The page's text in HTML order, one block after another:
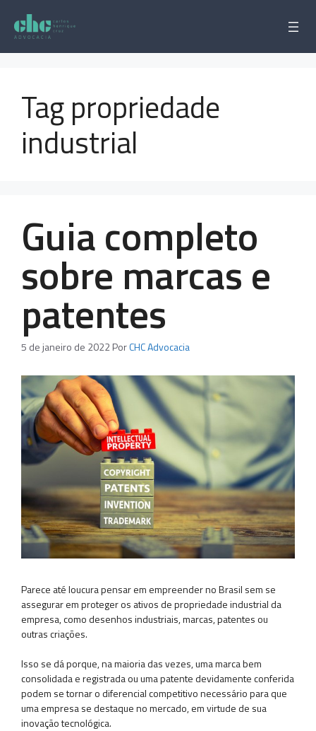
para
conteúdo
Tag propriedade
industrial
Guia completo
sobre marcas e
patentes
5 de janeiro de 2022PorCHC Advocacia
Parece até loucura pensar em empreender no Brasil sem se
assegurar em proteger os ativos de propriedade industrial da
empresa, como desenhos industriais, marcas, patentes ou
outras criações.
Isso se dá porque, na maioria das vezes, uma marca bem
consolidada e registrada ou uma patente devidamente conferida
podem se tornar o diferencial competitivo necessário para que
uma empresa se destaque no mercado, em virtude de sua
inovação tecnológica.